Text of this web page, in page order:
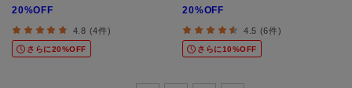
20%OFF
4.8 (4件)
さらに20%OFF
20%OFF
4.5 (6件)
さらに10%OFF